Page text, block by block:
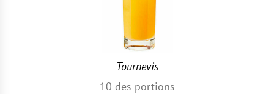
Tournevis
10 des portions